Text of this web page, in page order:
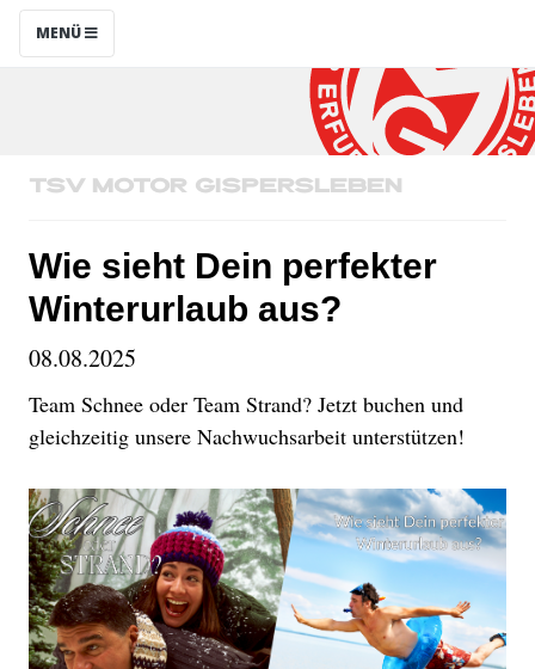
TSV Motor Gispersleben
MENÜ
Wie sieht Dein perfekter
Winterurlaub aus?
08.08.2025
Team Schnee oder Team Strand? Jetzt buchen und
gleichzeitig unsere Nachwuchsarbeit unterstützen!